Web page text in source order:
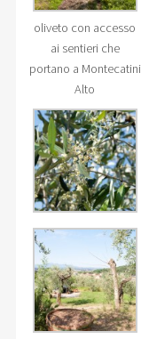
oliveto con accesso
ai sentieri che
portano a Montecatini
Alto